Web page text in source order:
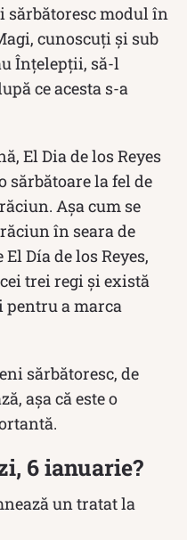
sărbătoresc modul în
cunoscuți și sub
Înțelepții, să-l
ce acesta s-a
El Dia de los Reyes
sărbătoare la fel de
Așa cum se
în seara de
Día de los Reyes,
trei regi și există
a marca
sărbătoresc, de
așa că este o
6 ianuarie?
un tratat la